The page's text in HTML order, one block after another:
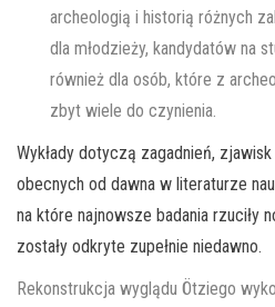
archeologią i historią różnych
dla młodzieży, kandydatów na
również dla osób, które z
zbyt wiele do czynienia.
Wykłady dotyczą zagadnień,
obecnych od dawna w literaturze
na które najnowsze badania rzuciły
zostały odkryte zupełnie niedawno.
Rekonstrukcja wyglądu Ötziego